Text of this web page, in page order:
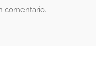
comentario.